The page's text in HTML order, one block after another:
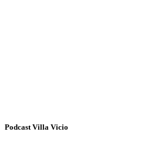
Podcast Villa Vicio